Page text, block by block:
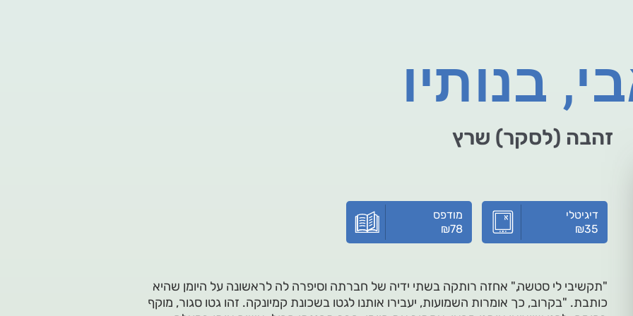
בנותיו
זהבה (לסקר) שרץ
דיגיטלי
₪35
מודפס
₪78
"תקשיבי לי סטשה," אחזה רותקה בשתי ידיה של חברתה וסיפרה לה לראשונה על היומן שהיא
כותבת. "בקרוב, כך אומרות השמועות, יעבירו אותנו לגטו בשכונת קמיונקה. זהו גטו סגור, מוקף